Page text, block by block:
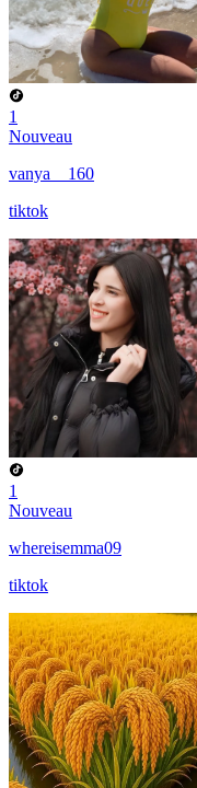
1
Nouveau
vanya__160
tiktok
1
Nouveau
whereisemma09
tiktok